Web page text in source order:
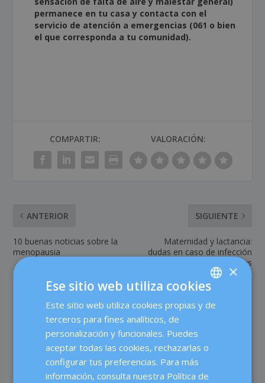
permanece en tu casa y contacta con el
servicio de atención a emergencias (061 o bien
el que corresponda a tu comunidad).
COMPARTIR: VALORACIÓN:
ANTERIOR
10 buenas noticias sobre la
menopausia
SIGUIENTE
Maternidad y lactancia:
dudas en caso de infección
por el coronavirus
220 COMENTARIOS
MARIA el 28 febrero, 2020 a las 1:36 am
SPANISH
×
Ese sitio web utiliza cookies
Este sitio web utiliza cookies propias y de
terceros para fines analíticos, de
personalización y funcionales. Puedes
aceptar todas las cookies, rechazarlas o
configurar tus preferencias. Para más
información, consulta nuestra Política de